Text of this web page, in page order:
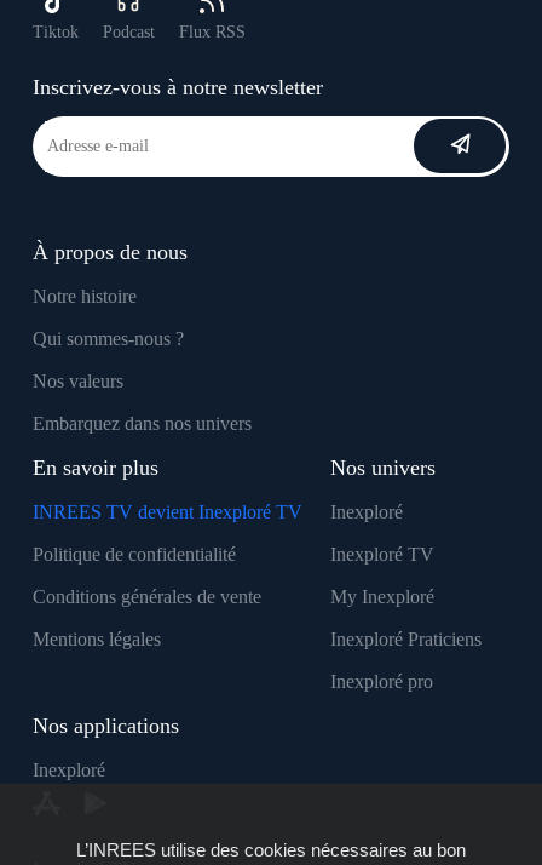
Tiktok Podcast Flux RSS
Inscrivez-vous à notre newsletter
À propos de nous
Notre histoire
Qui sommes-nous ?
Nos valeurs
Embarquez dans nos univers
En savoir plus
INREES TV devient Inexploré TV
Politique de confidentialité
Conditions générales de vente
Mentions légales
Nos univers
Inexploré
Inexploré TV
My Inexploré
Inexploré Praticiens
Inexploré pro
Nos applications
Inexploré
L’INREES utilise des cookies nécessaires au bon